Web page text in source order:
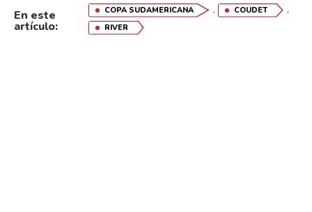
En este
artículo:
COPA SUDAMERICANA , COUDET ,
RIVER